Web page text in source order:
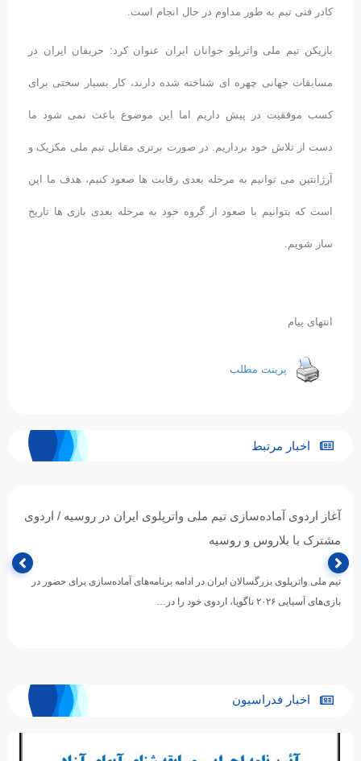
کادر فنی تیم به طور مداوم در حال انجام است.
بازیکن تیم ملی واترپلو جوانان ایران عنوان کرد: حریفان ایران در
مسابقات جهانی چهره ای شناخته شده دارند، کار بسیار سختی برای
کسب موفقیت در پیش داریم اما این موضوع باعث نمی شود ما
دست از تلاش خود برداریم. در صورت برتری مقابل تیم ملی مکزیک و
آرژانتین می توانیم به مرحله بعدی رقابت ها صعود کنیم، هدف ما این
است که بتوانیم با صعود از گروه خود به مرحله بعدی بازی ها تاریخ
ساز شویم.
انتهای پیام
پرینت مطلب
اخبار مرتبط
آغاز اردوی آماده‌سازی تیم ملی واترپلوی ایران در روسیه / اردوی
مشترک با بلاروس و روسیه
تیم ملی واترپلوی بزرگسالان ایران در ادامه برنامه‌های آماده‌سازی برای حضور در
بازی‌های آسیایی ۲۰۲۶ ناگویا، اردوی خود را در…
اخبار فدراسیون